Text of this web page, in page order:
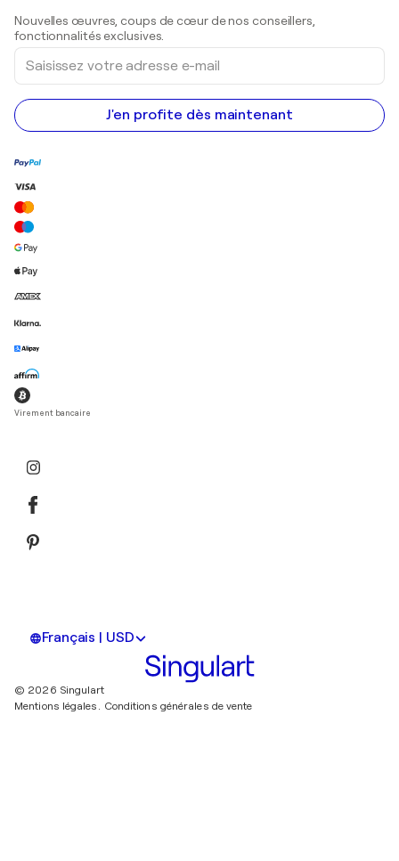
Peintures acryliques
Nouvelles œuvres, coups de cœur de nos conseillers,
fonctionnalités exclusives.
Saisissez
votre
adresse
e-
mail
J'en profite dès maintenant
Virement bancaire
Français | USD
© 2026 Singulart
Mentions légales. Conditions générales de vente